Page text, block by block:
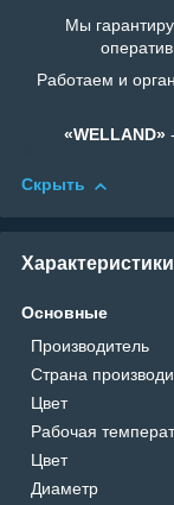
Мы
Работаем и
«WELLAND»-
Скрыть
Характеристики
Основные
Производитель
Страна
Цвет
Рабочая
Цвет
Диаметр